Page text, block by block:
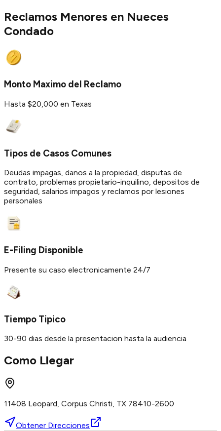
Reclamos Menores en Nueces
Condado
Monto Maximo del Reclamo
Hasta $20,000 en Texas
Tipos de Casos Comunes
Deudas impagas, danos a la propiedad, disputas de
contrato, problemas propietario-inquilino, depositos de
seguridad, salarios impagos y reclamos por lesiones
personales
E-Filing Disponible
Presente su caso electronicamente 24/7
Tiempo Tipico
30-90 dias desde la presentacion hasta la audiencia
Como Llegar
11408 Leopard, Corpus Christi, TX 78410-2600
Obtener Direcciones